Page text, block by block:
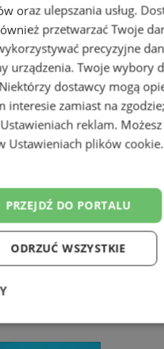
Optyk, okulista
www -Zabrze
oraz ulepszania usług.
przetwarzać Twoje
precyzyjne
urządzenia. Twoje wybory
dostawcy mogą
interesie zamiast na
Ustawieniach reklam.
Ustawieniach plików cookie
PRZEJDŹ DO PORTALU
ODRZUĆ WSZYSTKIE
Targetowanie